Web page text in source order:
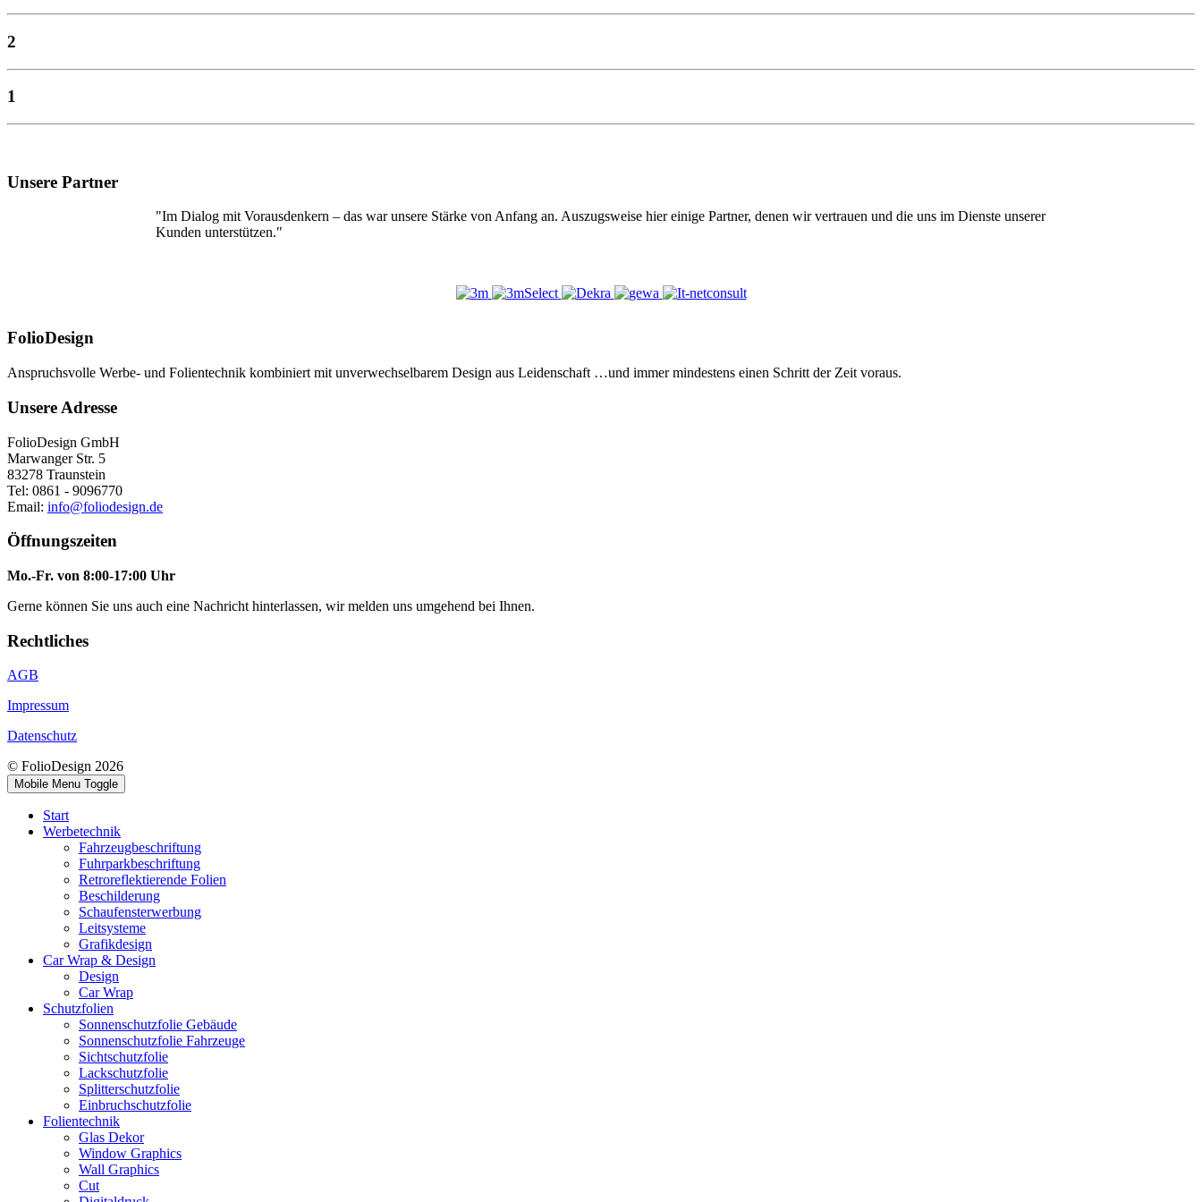
2
1
Unsere Partner
"Im Dialog mit Vorausdenkern – das war unsere Stärke von Anfang an. Auszugsweise hier einige Partner, denen wir vertrauen und die uns im Dienste unserer
Kunden unterstützen."
FolioDesign
Anspruchsvolle Werbe- und Folientechnik kombiniert mit unverwechselbarem Design aus Leidenschaft …und immer mindestens einen Schritt der Zeit voraus.
Unsere Adresse
FolioDesign GmbH
Marwanger Str. 5
83278 Traunstein
Tel: 0861 - 9096770
Email: info@foliodesign.de
Öffnungszeiten
Mo.-Fr. von 8:00-17:00 Uhr
Gerne können Sie uns auch eine Nachricht hinterlassen, wir melden uns umgehend bei Ihnen.
Rechtliches
AGB
Impressum
Datenschutz
© FolioDesign 2026
Mobile Menu Toggle
Start
Werbetechnik
Fahrzeugbeschriftung
Fuhrparkbeschriftung
Retroreflektierende Folien
Beschilderung
Schaufensterwerbung
Leitsysteme
Grafikdesign
Car Wrap & Design
Design
Car Wrap
Schutzfolien
Sonnenschutzfolie Gebäude
Sonnenschutzfolie Fahrzeuge
Sichtschutzfolie
Lackschutzfolie
Splitterschutzfolie
Einbruchschutzfolie
Folientechnik
Glas Dekor
Window Graphics
Wall Graphics
Cut